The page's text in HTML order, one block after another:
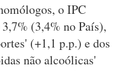
o IPC
(3,4% no País),
(+1,1 p.p.) e dos
não alcoólicas'